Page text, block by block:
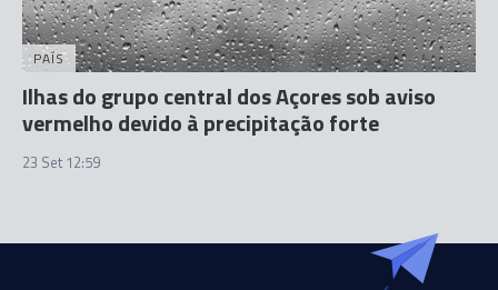
PAÍS
Ilhas do grupo central dos Açores sob aviso
vermelho devido à precipitação forte
23 Set 12:59